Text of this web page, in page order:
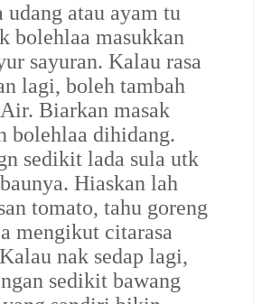
udang atau ayam tu
bolehlaa masukkan
sayuran. Kalau rasa
lagi, boleh tambah
Biarkan masak
bolehlaa dihidang.
sedikit lada sula utk
Hiaskan lah
tomato, tahu goreng
mengikut citarasa
nak sedap lagi,
sedikit bawang